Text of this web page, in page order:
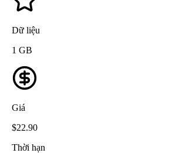
Dữ liệu
1 GB
Giá
$22.90
Thời hạn